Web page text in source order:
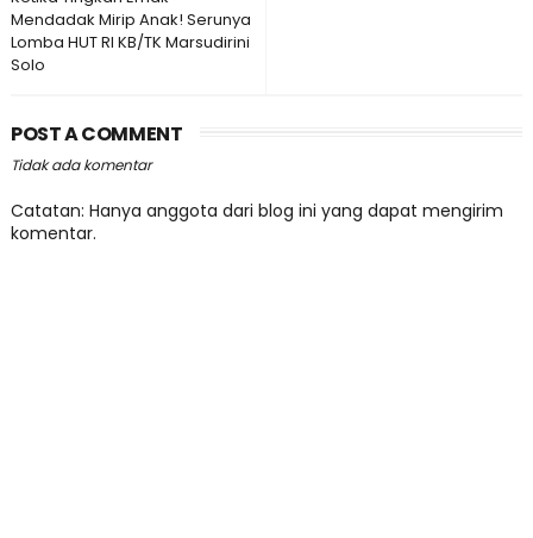
Mendadak Mirip Anak! Serunya
Lomba HUT RI KB/TK Marsudirini
Solo
POST A COMMENT
Tidak ada komentar
Catatan: Hanya anggota dari blog ini yang dapat mengirim
komentar.